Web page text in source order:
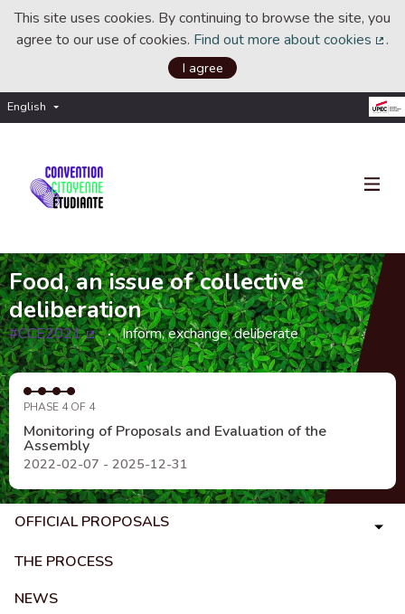
This site uses cookies. By continuing to browse the site, you
agree to our use of cookies. Find out more about cookies .
I agree
English Choisir la langue
Food, an issue of collective
deliberation
#CCE2021
(External link)
Inform, exchange, deliberate
PHASE 4 OF 4
Monitoring of Proposals and Evaluation of the
Assembly
2022-02-07 - 2025-12-31
OFFICIAL PROPOSALS
THE PROCESS
NEWS